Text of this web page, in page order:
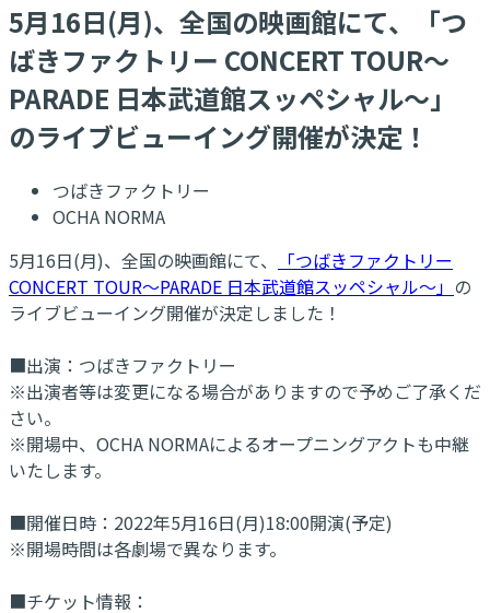
5月16日(月)、全国の映画館にて、「つ
ばきファクトリー CONCERT TOUR～
PARADE 日本武道館スッペシャル～」
のライブビューイング開催が決定！
つばきファクトリー
OCHA NORMA
5月16日(月)、全国の映画館にて、
「つばきファクトリー
CONCERT TOUR～PARADE 日本武道館スッペシャル～」 の
ライブビューイング開催が決定しました！
■出演：つばきファクトリー
※出演者等は変更になる場合がありますので予めご了承くだ
さい。
※開場中、OCHA NORMAによるオープニングアクトも中継
いたします。
■開催日時：2022年5月16日(月)18:00開演(予定)
※開場時間は各劇場で異なります。
■チケット情報：